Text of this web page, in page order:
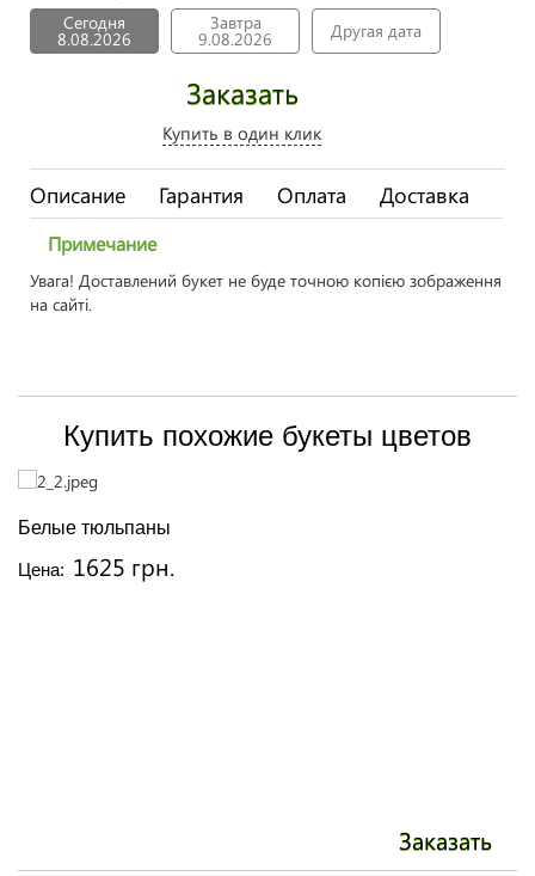
Сегодня
8.08.2026
Завтра
9.08.2026 Другая дата
Заказать
Купить в один клик
Описание Гарантия Оплата Доставка
Примечание
Увага! Доставлений букет не буде точною копією зображення
на сайті.
Купить похожие букеты цветов
Белые тюльпаны
Цена: 1625 грн.
Заказать